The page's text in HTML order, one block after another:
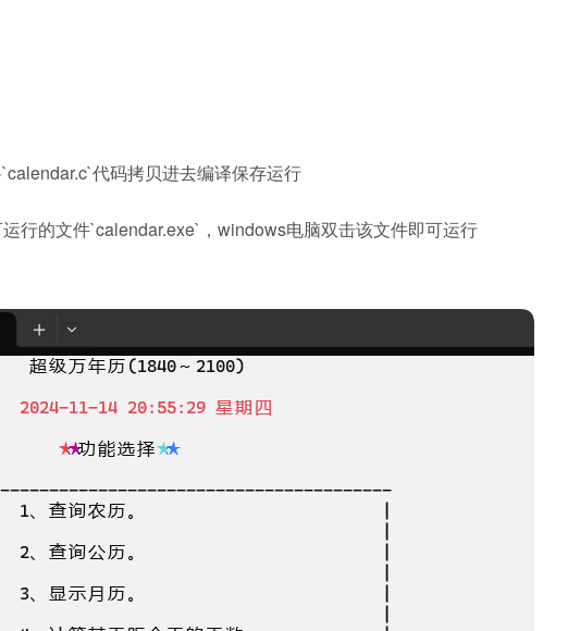
代码拷贝进去编译保存运行
行的文件`calendar.exe`，windows电脑双击该文件即可运行